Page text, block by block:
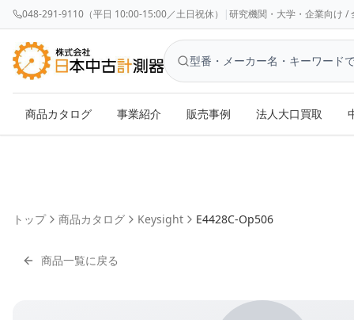
048-291-9110（平日 10:00-15:00／土日祝休） |研究機関・大学・企業向け
商品カタログ 事業紹介 販売事例 法人大口買取
トップ 商品カタログ Keysight E4428C-Op506
商品一覧に戻る